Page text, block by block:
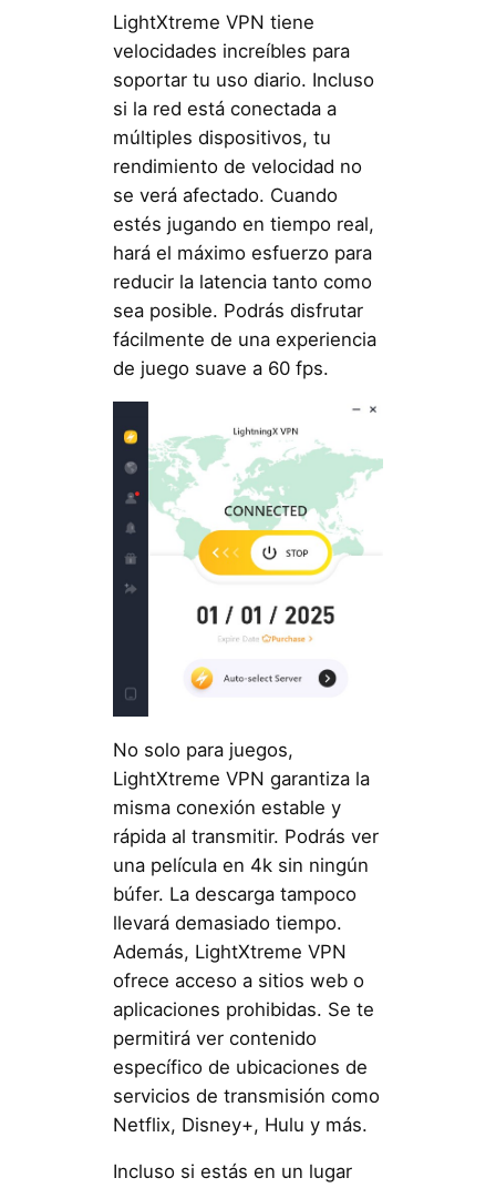
LightXtreme VPN tiene
velocidades increíbles para
soportar tu uso diario. Incluso
si la red está conectada a
múltiples dispositivos, tu
rendimiento de velocidad no
se verá afectado. Cuando
estés jugando en tiempo real,
hará el máximo esfuerzo para
reducir la latencia tanto como
sea posible. Podrás disfrutar
fácilmente de una experiencia
de juego suave a 60 fps.
No solo para juegos,
LightXtreme VPN garantiza la
misma conexión estable y
rápida al transmitir. Podrás ver
una película en 4k sin ningún
búfer. La descarga tampoco
llevará demasiado tiempo.
Además, LightXtreme VPN
ofrece acceso a sitios web o
aplicaciones prohibidas. Se te
permitirá ver contenido
específico de ubicaciones de
servicios de transmisión como
Netflix, Disney+, Hulu y más.
Incluso si estás en un lugar